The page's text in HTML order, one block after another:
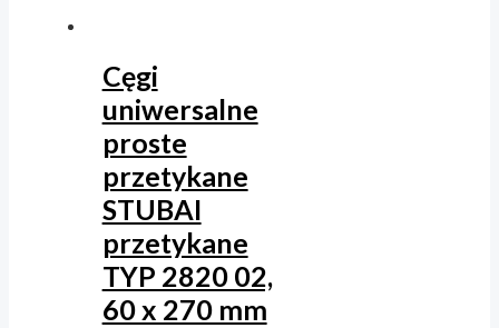
Cęgi
uniwersalne
proste
przetykane
STUBAI
przetykane
TYP 2820 02,
60 x 270 mm